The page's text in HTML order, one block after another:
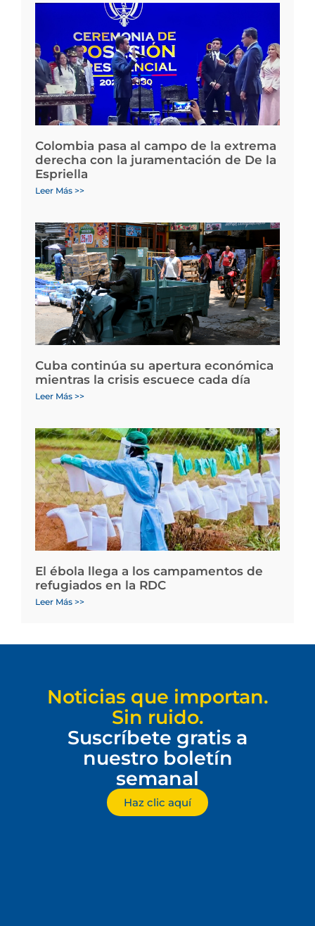
Colombia pasa al campo de la extrema
derecha con la juramentación de De la
Espriella
Leer Más >>
Cuba continúa su apertura económica
mientras la crisis escuece cada día
Leer Más >>
El ébola llega a los campamentos de
refugiados en la RDC
Leer Más >>
Noticias que importan.
Sin ruido.
Suscríbete gratis a
nuestro boletín
semanal
Haz clic aquí